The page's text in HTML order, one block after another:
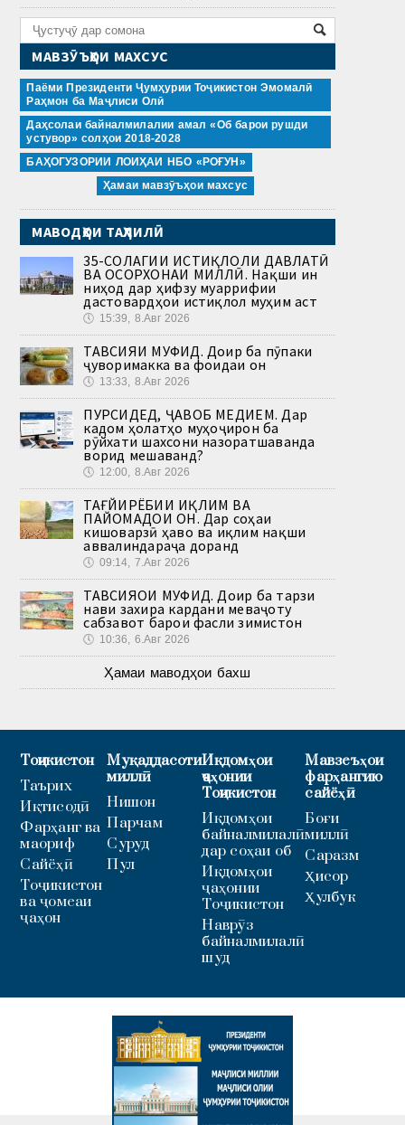
МАВЗӮЪҲОИ МАХСУС
Паёми Президенти Ҷумҳурии Тоҷикистон Эмомалӣ
Раҳмон ба Маҷлиси Олӣ
Даҳсолаи байналмилалии амал «Об барои рушди
устувор» солҳои 2018-2028
БАҲОГУЗОРИИ ЛОИҲАИ НБО «РОҒУН»
Ҳамаи мавзӯъҳои махсус
МАВОДҲОИ ТАҲЛИЛӢ
35-СОЛАГИИ ИСТИҚЛОЛИ ДАВЛАТӢ
ВА ОСОРХОНАИ МИЛЛӢ. Нақши ин
ниҳод дар ҳифзу муаррифии
дастовардҳои истиқлол муҳим аст
🕔 15:39, 8.Авг 2026
ТАВСИЯИ МУФИД. Доир ба пӯпаки
ҷуворимакка ва фоидаи он
🕔 13:33, 8.Авг 2026
ПУРСИДЕД, ҶАВОБ МЕДИҲЕМ. Дар
кадом ҳолатҳо муҳоҷирон ба
рӯйхати шахсони назоратшаванда
ворид мешаванд?
🕔 12:00, 8.Авг 2026
ТАҒЙИРЁБИИ ИҚЛИМ ВА
ПАЙОМАДҲОИ ОН. Дар соҳаи
кишоварзӣ ҳаво ва иқлим нақши
аввалиндараҷа доранд
🕔 09:14, 7.Авг 2026
ТАВСИЯҲОИ МУФИД. Доир ба тарзи
нави захира кардани меваҷоту
сабзавот барои фасли зимистон
🕔 10:36, 6.Авг 2026
Ҳамаи маводҳои бахш
Тоҷикистон
Таърих
Иқтисодӣ
Фарҳанг ва
маориф
Сайёҳӣ
Тоҷикистон
ва ҷомеаи
ҷаҳон
Муқаддасоти
миллӣ
Нишон
Парчам
Суруд
Пул
Иқдомҳои
ҷаҳонии
Тоҷикистон
Иқдомҳои
байналмилалӣ
дар соҳаи об
Иқдомҳои
ҷаҳонии
Тоҷикистон
Наврӯз
байналмилалӣ
шуд
Мавзеъҳои
фарҳангию
сайёҳӣ
Боғи
миллӣ
Саразм
Ҳисор
Ҳулбук